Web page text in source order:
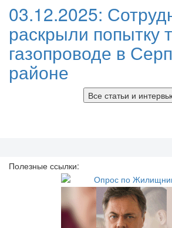
03.12.2025:
раскрыли попытку
газопроводе в
районе
Все статьи и
Полезные ссылки: